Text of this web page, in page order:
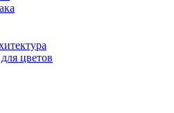
цветов